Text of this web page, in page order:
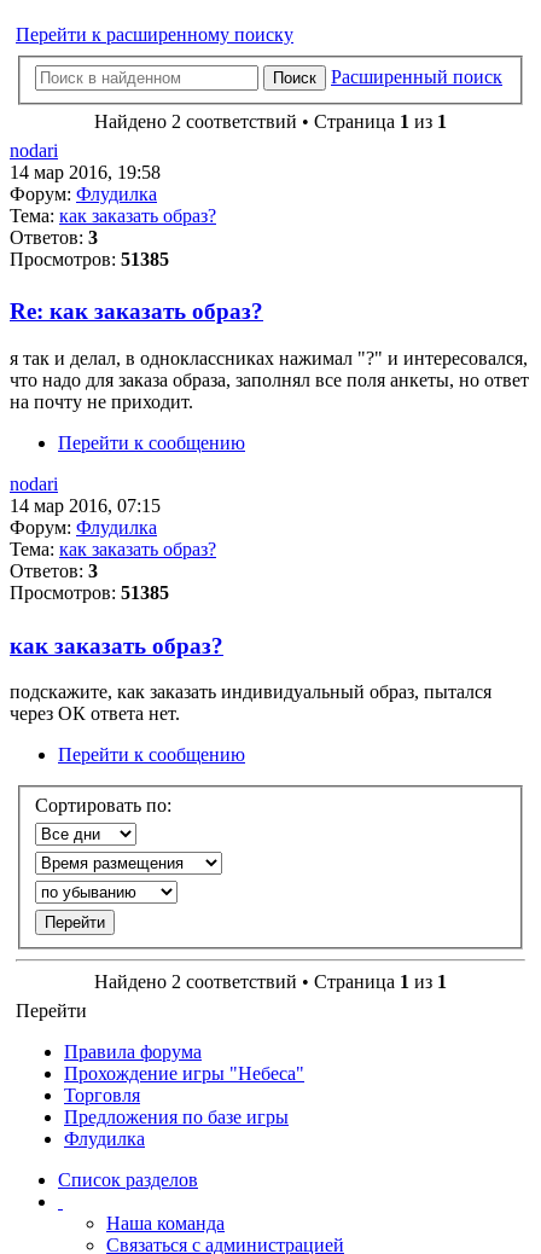
Перейти к расширенному поиску
Поиск Расширенный поиск
Найдено 2 соответствий • Страница 1 из 1
nodari
14 мар 2016, 19:58
Форум: Флудилка
Тема: как заказать образ?
Ответов: 3
Просмотров: 51385
Re: как заказать образ?
я так и делал, в одноклассниках нажимал "?" и интересовался,
что надо для заказа образа, заполнял все поля анкеты, но ответ
на почту не приходит.
Перейти к сообщению
nodari
14 мар 2016, 07:15
Форум: Флудилка
Тема: как заказать образ?
Ответов: 3
Просмотров: 51385
как заказать образ?
подскажите, как заказать индивидуальный образ, пытался
через ОК ответа нет.
Перейти к сообщению
Сортировать по:
Найдено 2 соответствий • Страница 1 из 1
Перейти
Правила форума
Прохождение игры "Небеса"
Торговля
Предложения по базе игры
Флудилка
Список разделов
Наша команда
Связаться с администрацией